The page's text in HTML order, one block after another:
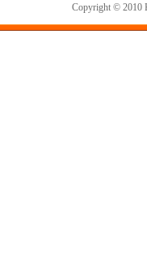
Copyright © 2010